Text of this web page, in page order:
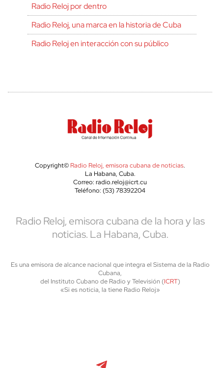
Radio Reloj por dentro
Radio Reloj, una marca en la historia de Cuba
Radio Reloj en interacción con su público
Copyright© Radio Reloj, emisora cubana de noticias.
La Habana, Cuba.
Correo: radio.reloj@icrt.cu
Teléfono: (53) 78392204
Radio Reloj, emisora cubana de la hora y las
noticias. La Habana, Cuba.
Es una emisora de alcance nacional que integra el Sistema de la Radio
Cubana,
del Instituto Cubano de Radio y Televisión (ICRT)
«Si es noticia, la tiene Radio Reloj»